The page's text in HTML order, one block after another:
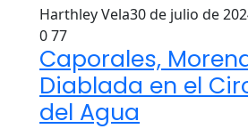
Harthley Vela30 de julio de
077
Caporales,
Diablada en el
del Agua